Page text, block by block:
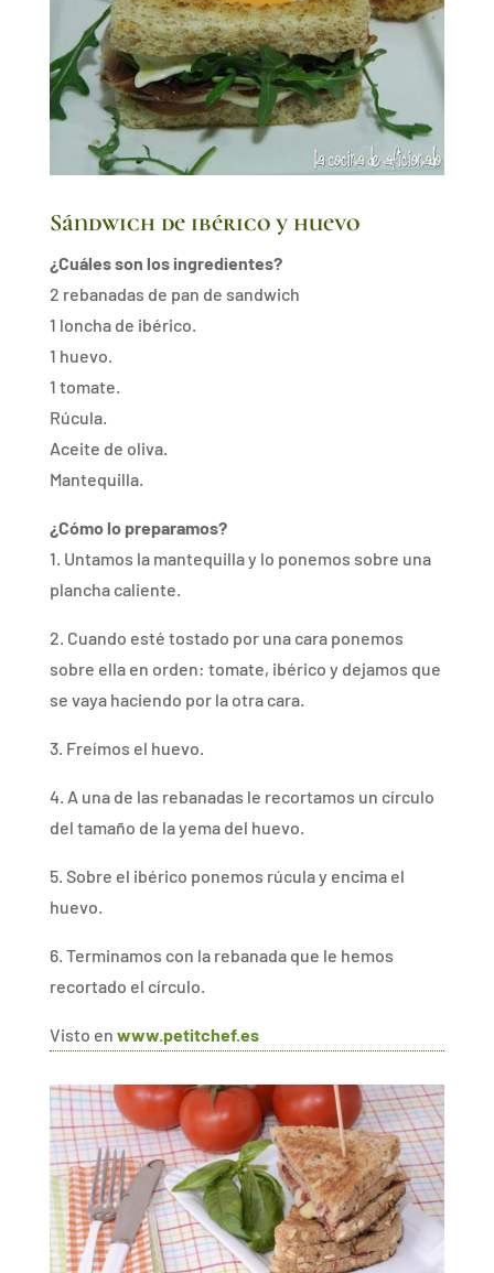
Sándwich de ibérico y huevo
¿Cuáles son los ingredientes?
2 rebanadas de pan de sandwich
1 loncha de ibérico.
1 huevo.
1 tomate.
Rúcula.
Aceite de oliva.
Mantequilla.
¿Cómo lo preparamos?
1. Untamos la mantequilla y lo ponemos sobre una
plancha caliente.
2. Cuando esté tostado por una cara ponemos
sobre ella en orden: tomate, ibérico y dejamos que
se vaya haciendo por la otra cara.
3. Freímos el huevo.
4. A una de las rebanadas le recortamos un círculo
del tamaño de la yema del huevo.
5. Sobre el ibérico ponemos rúcula y encima el
huevo.
6. Terminamos con la rebanada que le hemos
recortado el círculo.
Visto en www.petitchef.es